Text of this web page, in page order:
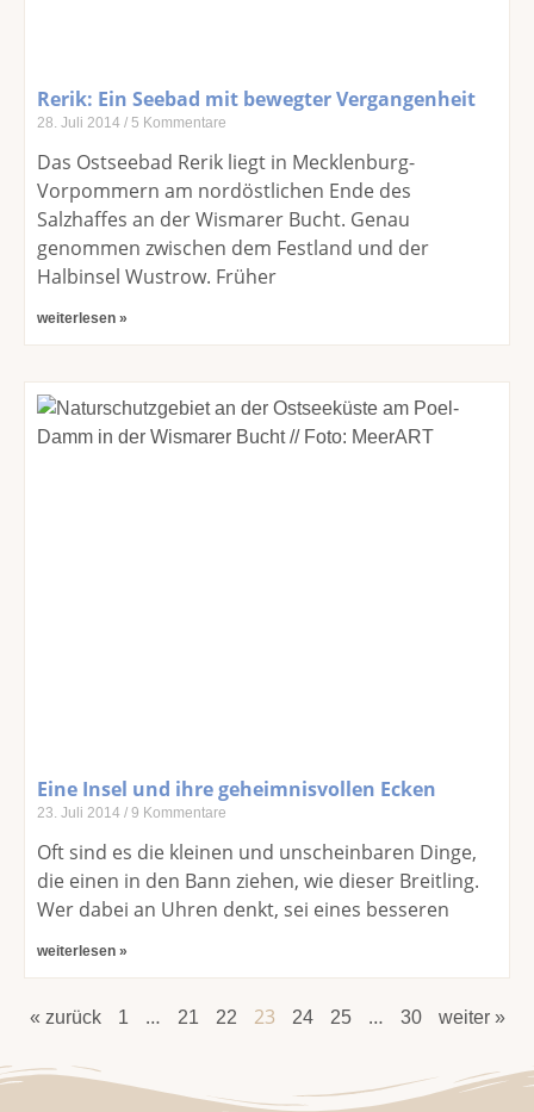
Rerik: Ein Seebad mit bewegter Vergangenheit
28. Juli 2014 5 Kommentare
Das Ostseebad Rerik liegt in Mecklenburg-
Vorpommern am nordöstlichen Ende des
Salzhaffes an der Wismarer Bucht. Genau
genommen zwischen dem Festland und der
Halbinsel Wustrow. Früher
weiterlesen »
Eine Insel und ihre geheimnisvollen Ecken
23. Juli 2014 9 Kommentare
Oft sind es die kleinen und unscheinbaren Dinge,
die einen in den Bann ziehen, wie dieser Breitling.
Wer dabei an Uhren denkt, sei eines besseren
weiterlesen »
« zurück 1 … 21 22 23 24 25 … 30 weiter »